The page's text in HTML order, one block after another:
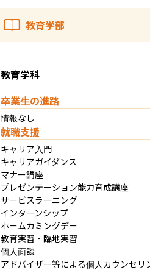
教育学部
教育学科
卒業生の進路
情報なし
就職支援
キャリア入門
キャリアガイダンス
マナー講座
プレゼンテーション能力育成講座
サービスラーニング
インターンシップ
ホームカミングデー
教育実習・臨地実習
個人面談
アドバイザー等による個人カウンセリ